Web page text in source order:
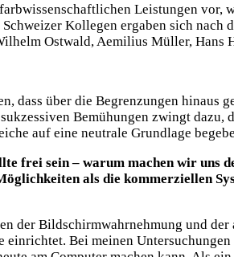
Leistungen vor,
Kollegen ergaben sich nach
Ostwald, Aemilius Müller, Hans
über die Begrenzungen hinaus
Bemühungen zwingt dazu,
auf eine neutrale Grundlage
frei sein – warum machen wir uns
als die kommerziellen
der Bildschirmwahrnehmung und
einrichtet. Bei meinen